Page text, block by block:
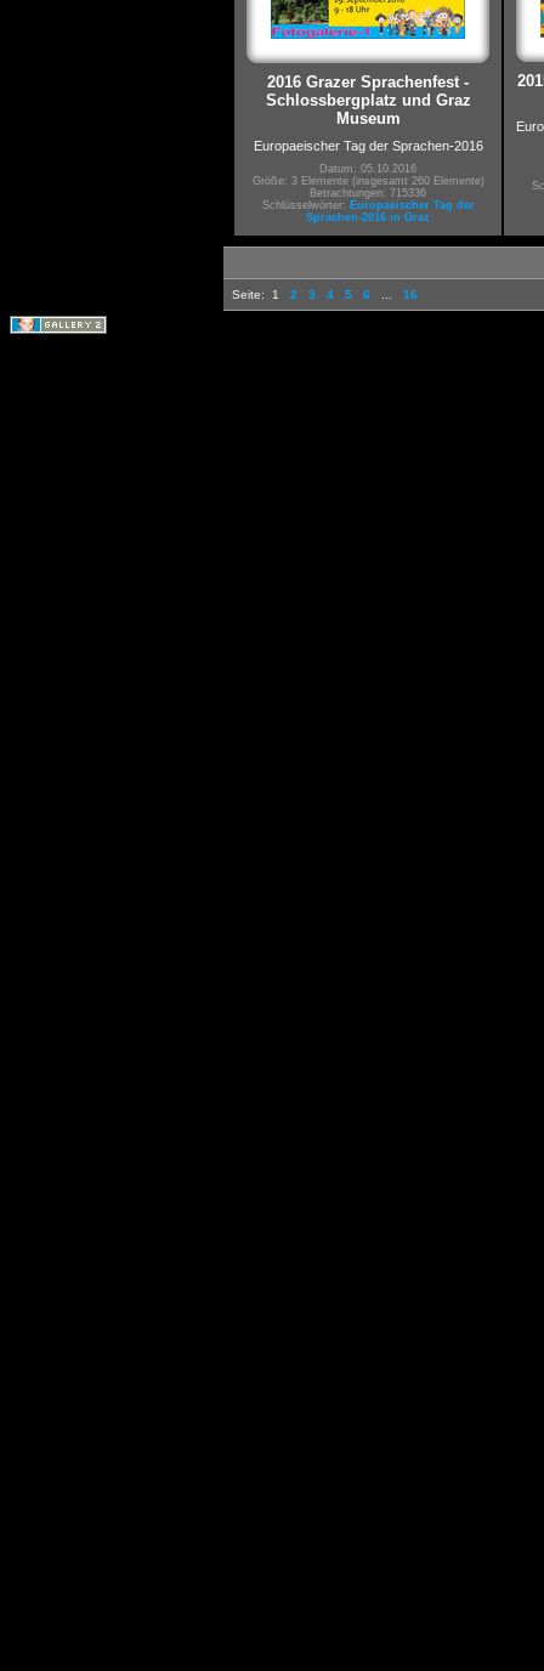
2016 Grazer Sprachenfest -
Schlossbergplatz und Graz
Museum
Europaeischer Tag der Sprachen-2016
Datum: 05.10.2016
Größe: 3 Elemente (insgesamt 260 Elemente)
Betrachtungen: 715336
Schlüsselwörter: Europaeischer Tag der
Sprachen-2016 in Graz
Seite: 1 2 3 4 5 6 16